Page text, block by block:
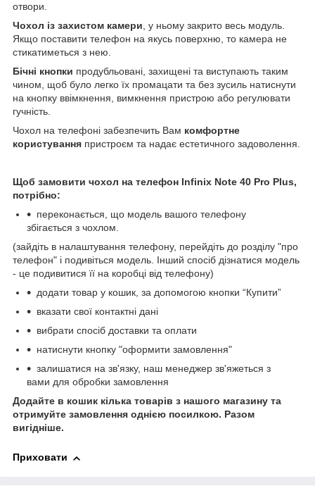
отвори.
Чохол із захистом камери, у ньому закрито весь модуль.
Якщо поставити телефон на якусь поверхню, то камера не
стикатиметься з нею.
Бічні кнопки продубльовані, захищені та виступають таким
чином, щоб було легко їх промацати та без зусиль натиснути
на кнопку ввімкнення, вимкнення пристрою або регулювати
гучність.
Чохол на телефоні забезпечить Вам комфортне
користування пристроєм та надає естетичного задоволення.
Щоб замовити чохол на телефон Infinix Note 40 Pro Plus,
потрібно:
переконається, що модель вашого телефону
збігається з чохлом.
(зайдіть в налаштування телефону, перейдіть до розділу "про
телефон" і подивіться модель. Інший спосіб дізнатися модель
- це подивитися її на коробці від телефону)
додати товар у кошик, за допомогою кнопки “Купити”
вказати свої контактні дані
вибрати спосіб доставки та оплати
натиснути кнопку "оформити замовлення"
залишатися на зв'язку, наш менеджер зв'яжеться з
вами для обробки замовлення
Додайте в кошик кілька товарів з нашого магазину та
отримуйте замовлення однією посилкою. Разом
вигідніше.
Приховати